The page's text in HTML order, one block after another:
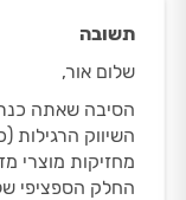
תשובה
שלום אור,
הסיבה שאתה
השיווק הרגילות
מחזיקות מוצרי
החלק הספציפי